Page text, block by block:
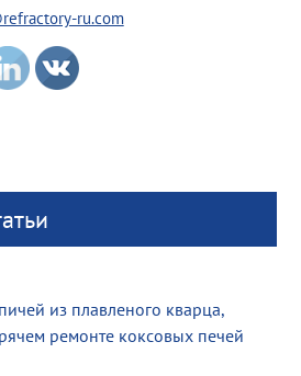
ru.com
из плавленого кварца,
ремонте коксовых печей